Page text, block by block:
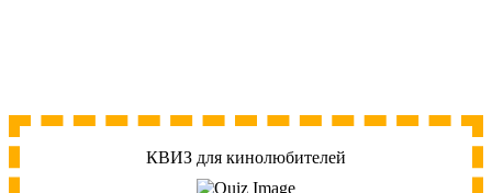
КВИЗ для кинолюбителей